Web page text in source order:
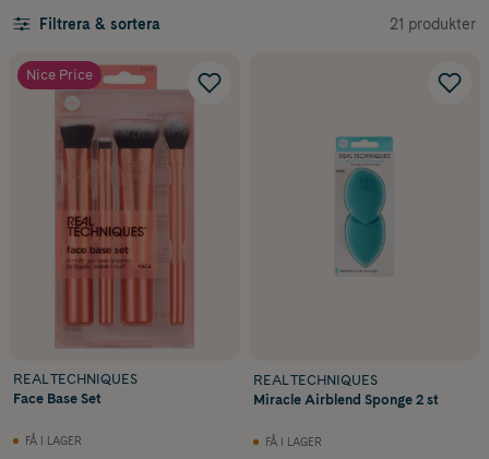
Filtrera & sortera 21 produkter
Nice Price
REAL TECHNIQUES
Face Base Set
FÅ I LAGER
REAL TECHNIQUES
Miracle Airblend Sponge 2 st
FÅ I LAGER